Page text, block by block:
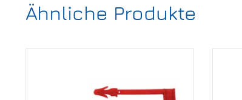
Ähnliche Produkte